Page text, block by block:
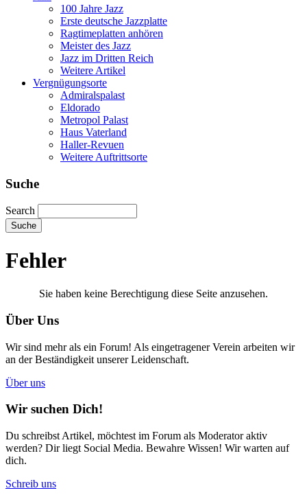
100 Jahre Jazz
Erste deutsche Jazzplatte
Ragtimeplatten anhören
Meister des Jazz
Jazz im Dritten Reich
Weitere Artikel
Vergnügungsorte
Admiralspalast
Eldorado
Metropol Palast
Haus Vaterland
Haller-Revuen
Weitere Auftrittsorte
Suche
Search
Fehler
Sie haben keine Berechtigung diese Seite anzusehen.
Über Uns
Wir sind mehr als ein Forum! Als eingetragener Verein arbeiten wir
an der Beständigkeit unserer Leidenschaft.
Über uns
Wir suchen Dich!
Du schreibst Artikel, möchtest im Forum als Moderator aktiv
werden? Dir liegt Social Media. Bewahre Wissen! Wir warten auf
dich.
Schreib uns